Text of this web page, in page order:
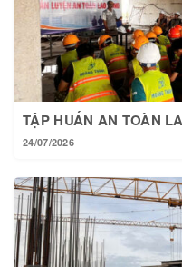
TẬP HUẤN AN TOÀN
24/07/2026